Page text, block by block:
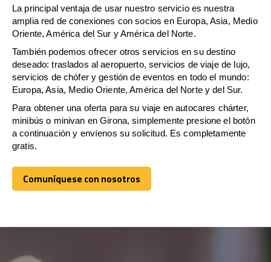
La principal ventaja de usar nuestro servicio es nuestra
amplia red de conexiones con socios en Europa, Asia, Medio
Oriente, América del Sur y América del Norte.
También podemos ofrecer otros servicios en su destino
deseado: traslados al aeropuerto, servicios de viaje de lujo,
servicios de chófer y gestión de eventos en todo el mundo:
Europa, Asia, Medio Oriente, América del Norte y del Sur.
Para obtener una oferta para su viaje en autocares chárter,
minibús o minivan en Girona, simplemente presione el botón
a continuación y envíenos su solicitud. Es completamente
gratis.
Comuníquese con nosotros
Comuníquese con nosotros